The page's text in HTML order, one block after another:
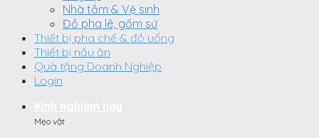
Nhà tắm & Vệ sinh
Đồ pha lê, gốm sứ
Thiết bị pha chế & đồ uống
Thiết bị nấu ăn
Quà tặng Doanh Nghiệp
Login
Mẹo vặt